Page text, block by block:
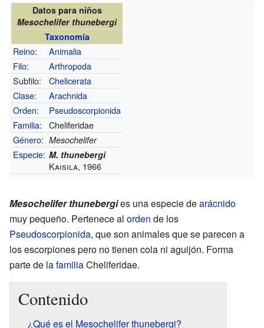
Datos para niños
Mesochelifer thunebergi
Taxonomía
Reino:
Animalia
Filo:
Arthropoda
Subfilo:
Chelicerata
Clase:
Arachnida
Orden:
Pseudoscorpionida
Familia:
Cheliferidae
Género: Mesochelifer
Especie: M. thunebergi
Kaisila, 1966
Mesochelifer thunebergies una especie dearácnido
muy pequeño. Pertenece al orden de los
Pseudoscorpionida, que son animales que se parecen a
los escorpiones pero no tienen cola ni aguijón. Forma
parte de lafamiliaCheliferidae.
Contenido
¿Qué es el Mesochelifer thunebergi?